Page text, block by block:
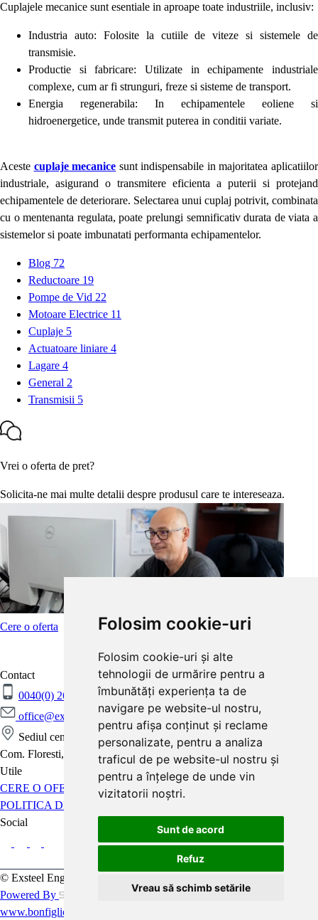
Folosim cookie-uri
Folosim cookie-uri și alte
tehnologii de urmărire pentru a
îmbunătăți experiența ta de
navigare pe website-ul nostru,
pentru afișa conținut și reclame
personalizate, pentru a analiza
traficul de pe website-ul nostru și
pentru a înțelege de unde vin
vizitatorii noștri.
Sunt de acord
Refuz
Vreau să schimb setările
Cuplajele mecanice sunt esentiale in aproape toate industriile, inclusiv:
Industria auto: Folosite la cutiile de viteze si sistemele de
transmisie.
Productie si fabricare: Utilizate in echipamente industriale
complexe, cum ar fi strunguri, freze si sisteme de transport.
Energia regenerabila: In echipamentele eoliene si
hidroenergetice, unde transmit puterea in conditii variate.
Aceste cuplaje mecanice sunt indispensabile in majoritatea aplicatiilor
industriale, asigurand o transmitere eficienta a puterii si protejand
echipamentele de deteriorare. Selectarea unui cuplaj potrivit, combinata
cu o mentenanta regulata, poate prelungi semnificativ durata de viata a
sistemelor si poate imbunatati performanta echipamentelor.
Blog 72
Reductoare 19
Pompe de Vid 22
Motoare Electrice 11
Cuplaje 5
Actuatoare liniare 4
Lagare 4
General 2
Transmisii 5
Vrei o oferta de pret?
Solicita-ne mai multe detalii despre produsul care te intereseaza.
Cere o oferta
Contact
0040(0) 264 265 176 0040(0) 264 265 506
office@exsteel.ro
Sediul central: Str Vidului nr 7
Com. Floresti, Judetul Cluj, Romania
Utile
CERE O OFERTA
PRODUSE DESPRE NOI
POLITICA DE CONFIDENTIALITATE
Social
© Exsteel Engineering 2026.
Powered By
www.bonfiglioli.com